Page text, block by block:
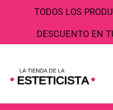
TODOS LOS
DESCUENTO EN